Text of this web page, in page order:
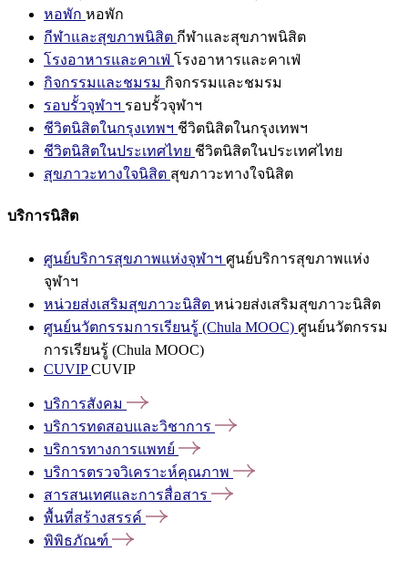
หอพัก หอพัก
กีฬาและสุขภาพนิสิต กีฬาและสุขภาพนิสิต
โรงอาหารและคาเฟ่ โรงอาหารและคาเฟ่
กิจกรรมและชมรม กิจกรรมและชมรม
รอบรั้วจุฬาฯ รอบรั้วจุฬาฯ
ชีวิตนิสิตในกรุงเทพฯ ชีวิตนิสิตในกรุงเทพฯ
ชีวิตนิสิตในประเทศไทย ชีวิตนิสิตในประเทศไทย
สุขภาวะทางใจนิสิต สุขภาวะทางใจนิสิต
บริการนิสิต
ศูนย์บริการสุขภาพแห่งจุฬาฯ ศูนย์บริการสุขภาพแห่ง
จุฬาฯ
หน่วยส่งเสริมสุขภาวะนิสิต หน่วยส่งเสริมสุขภาวะนิสิต
ศูนย์นวัตกรรมการเรียนรู้ (Chula MOOC) ศูนย์นวัตกรรม
การเรียนรู้ (Chula MOOC)
CUVIPCUVIP
บริการสังคม
บริการทดสอบและวิชาการ
บริการทางการแพทย์
บริการตรวจวิเคราะห์คุณภาพ
สารสนเทศและการสื่อสาร
พื้นที่สร้างสรรค์
พิพิธภัณฑ์